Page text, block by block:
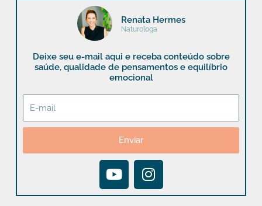
Óleos essenciais para alegria e leveza
Renata Hermes
Naturologa
Deixe seu e-mail aqui e receba conteúdo sobre
saúde, qualidade de pensamentos e equilíbrio
emocional
Enviar
Y
o
I
n